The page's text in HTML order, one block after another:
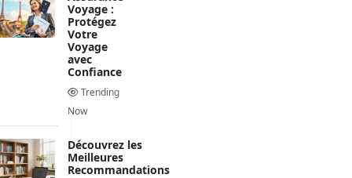
Voyage :
Protégez
Votre
Voyage
avec
Confiance
Trending
Now
Découvrez les
Meilleures
Recommandations